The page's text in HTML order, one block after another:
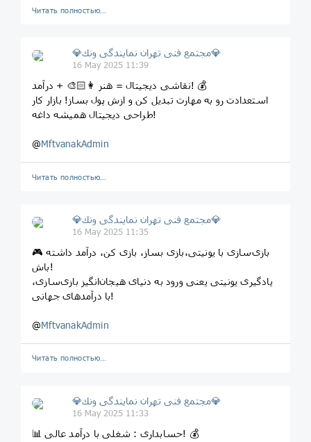
Читать полностью…
💎مجتمع فنى تهران نمايندگى ونك💎
16 May 2025 11:39
نقاشی دیجیتال = هنر 👩🏻‍🎨 + درآمد! 💰
استعدادت رو به مهارت تبدیل کن و ازش پول بساز! بازار کار
طراحی دیجیتال همیشه داغه!
@MftvanakAdmin
Читать полностью…
💎مجتمع فنى تهران نمايندگى ونك💎
16 May 2025 11:35
🎮 بازی‌سازی با یونیتی،بازی بساز، بازی کن، درآمد داشته
باش!
یادگیری یونیتی یعنی ورود به دنیای هیجان‌انگیز بازی‌سازی،
با درآمدهای جهانی!
@MftvanakAdmin
Читать полностью…
💎مجتمع فنى تهران نمايندگى ونك💎
16 May 2025 11:33
📊 حسابداری : شغلی با درآمد عالی! 💰